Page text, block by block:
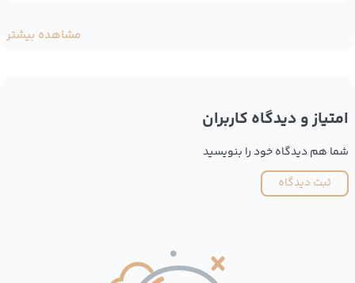
مشاهده بیشتر
امتیاز و دیدگاه کاربران
شما هم دیدگاه خود را بنویسید
ثبت دیدگاه